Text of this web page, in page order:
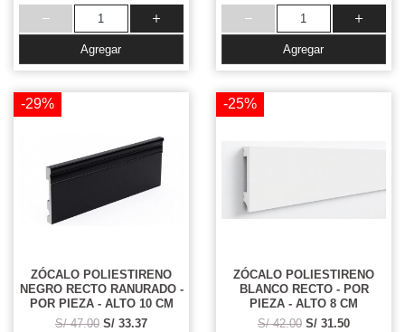
Agregar Agregar
-29%
ZÓCALO POLIESTIRENO
NEGRO RECTO RANURADO -
POR PIEZA - ALTO 10 CM
S/ 47.00 S/ 33.37
-25%
ZÓCALO POLIESTIRENO
BLANCO RECTO - POR
PIEZA - ALTO 8 CM
S/ 42.00 S/ 31.50